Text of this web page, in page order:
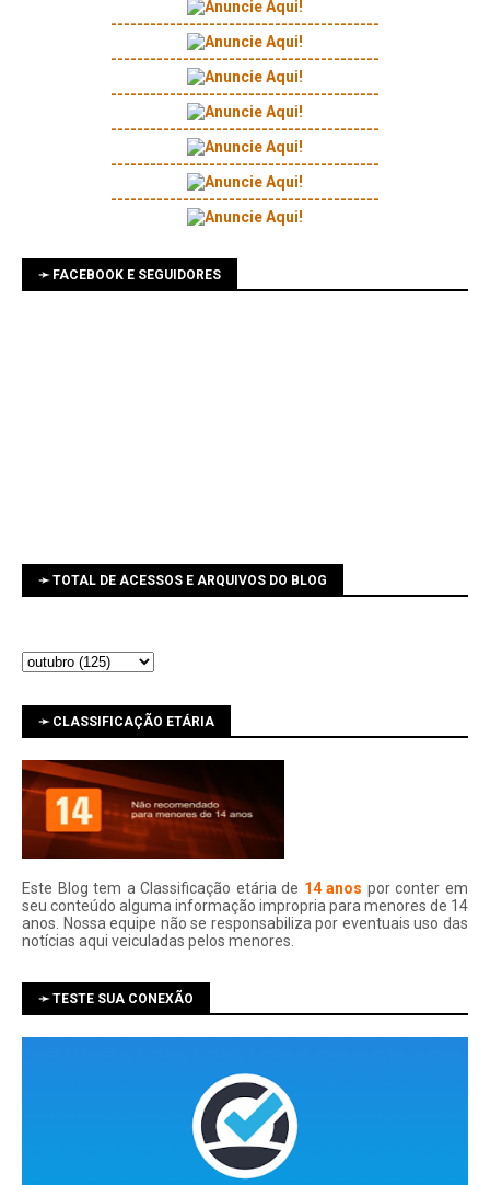
-----------------------------------------
-----------------------------------------
-----------------------------------------
-----------------------------------------
-----------------------------------------
-----------------------------------------
➛ FACEBOOK E SEGUIDORES
➛ TOTAL DE ACESSOS E ARQUIVOS DO BLOG
➛ CLASSIFICAÇÃO ETÁRIA
Este Blog tem a Classificação etária de 14 anos por conter em
seu conteúdo alguma informação impropria para menores de 14
anos. Nossa equipe não se responsabiliza por eventuais uso das
notí­cias aqui veiculadas pelos menores.
➛ TESTE SUA CONEXÃO